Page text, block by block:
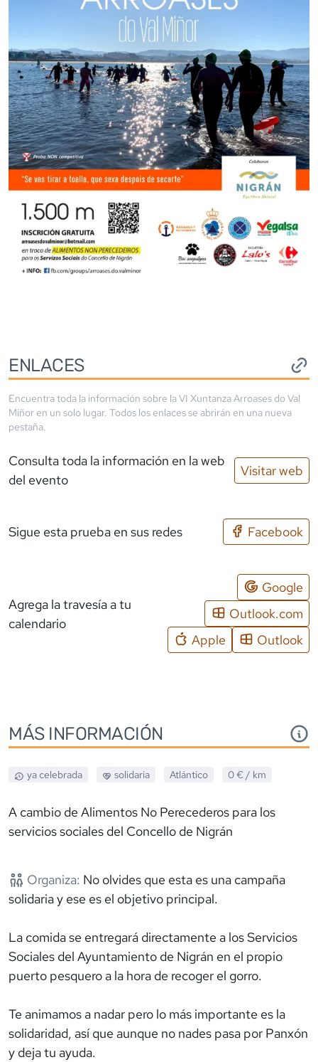
ENLACES
Encuentra toda la información sobre laVI Xuntanza Arroases do Val
Miñor en un solo lugar. Todos los enlaces se abrirán en una nueva
pestaña.
Consulta toda la información en la web
del evento
Visitar web
Sigue esta prueba en sus redes Facebook
Agrega la travesía a tu
calendario
Google
Outlook.com
Apple
Outlook
MÁS INFORMACIÓN
ya celebrada solidaria Atlántico 0 € / km
A cambio de Alimentos No Perecederos para los
servicios sociales del Concello de Nigrán
Organiza: No olvides que esta es una campaña
solidaria y ese es el objetivo principal.
La comida se entregará directamente a los Servicios
Sociales del Ayuntamiento de Nigrán en el propio
puerto pesquero a la hora de recoger el gorro.
Te animamos a nadar pero lo más importante es la
solidaridad, así que aunque no nades pasa por Panxón
y deja tu ayuda.